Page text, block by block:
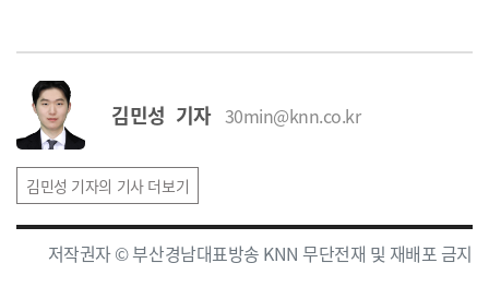
김민성 기자 30min@knn.co.kr
김민성 기자의 기사 더보기
저작권자 © 부산경남대표방송 KNN 무단전재 및 재배포 금지